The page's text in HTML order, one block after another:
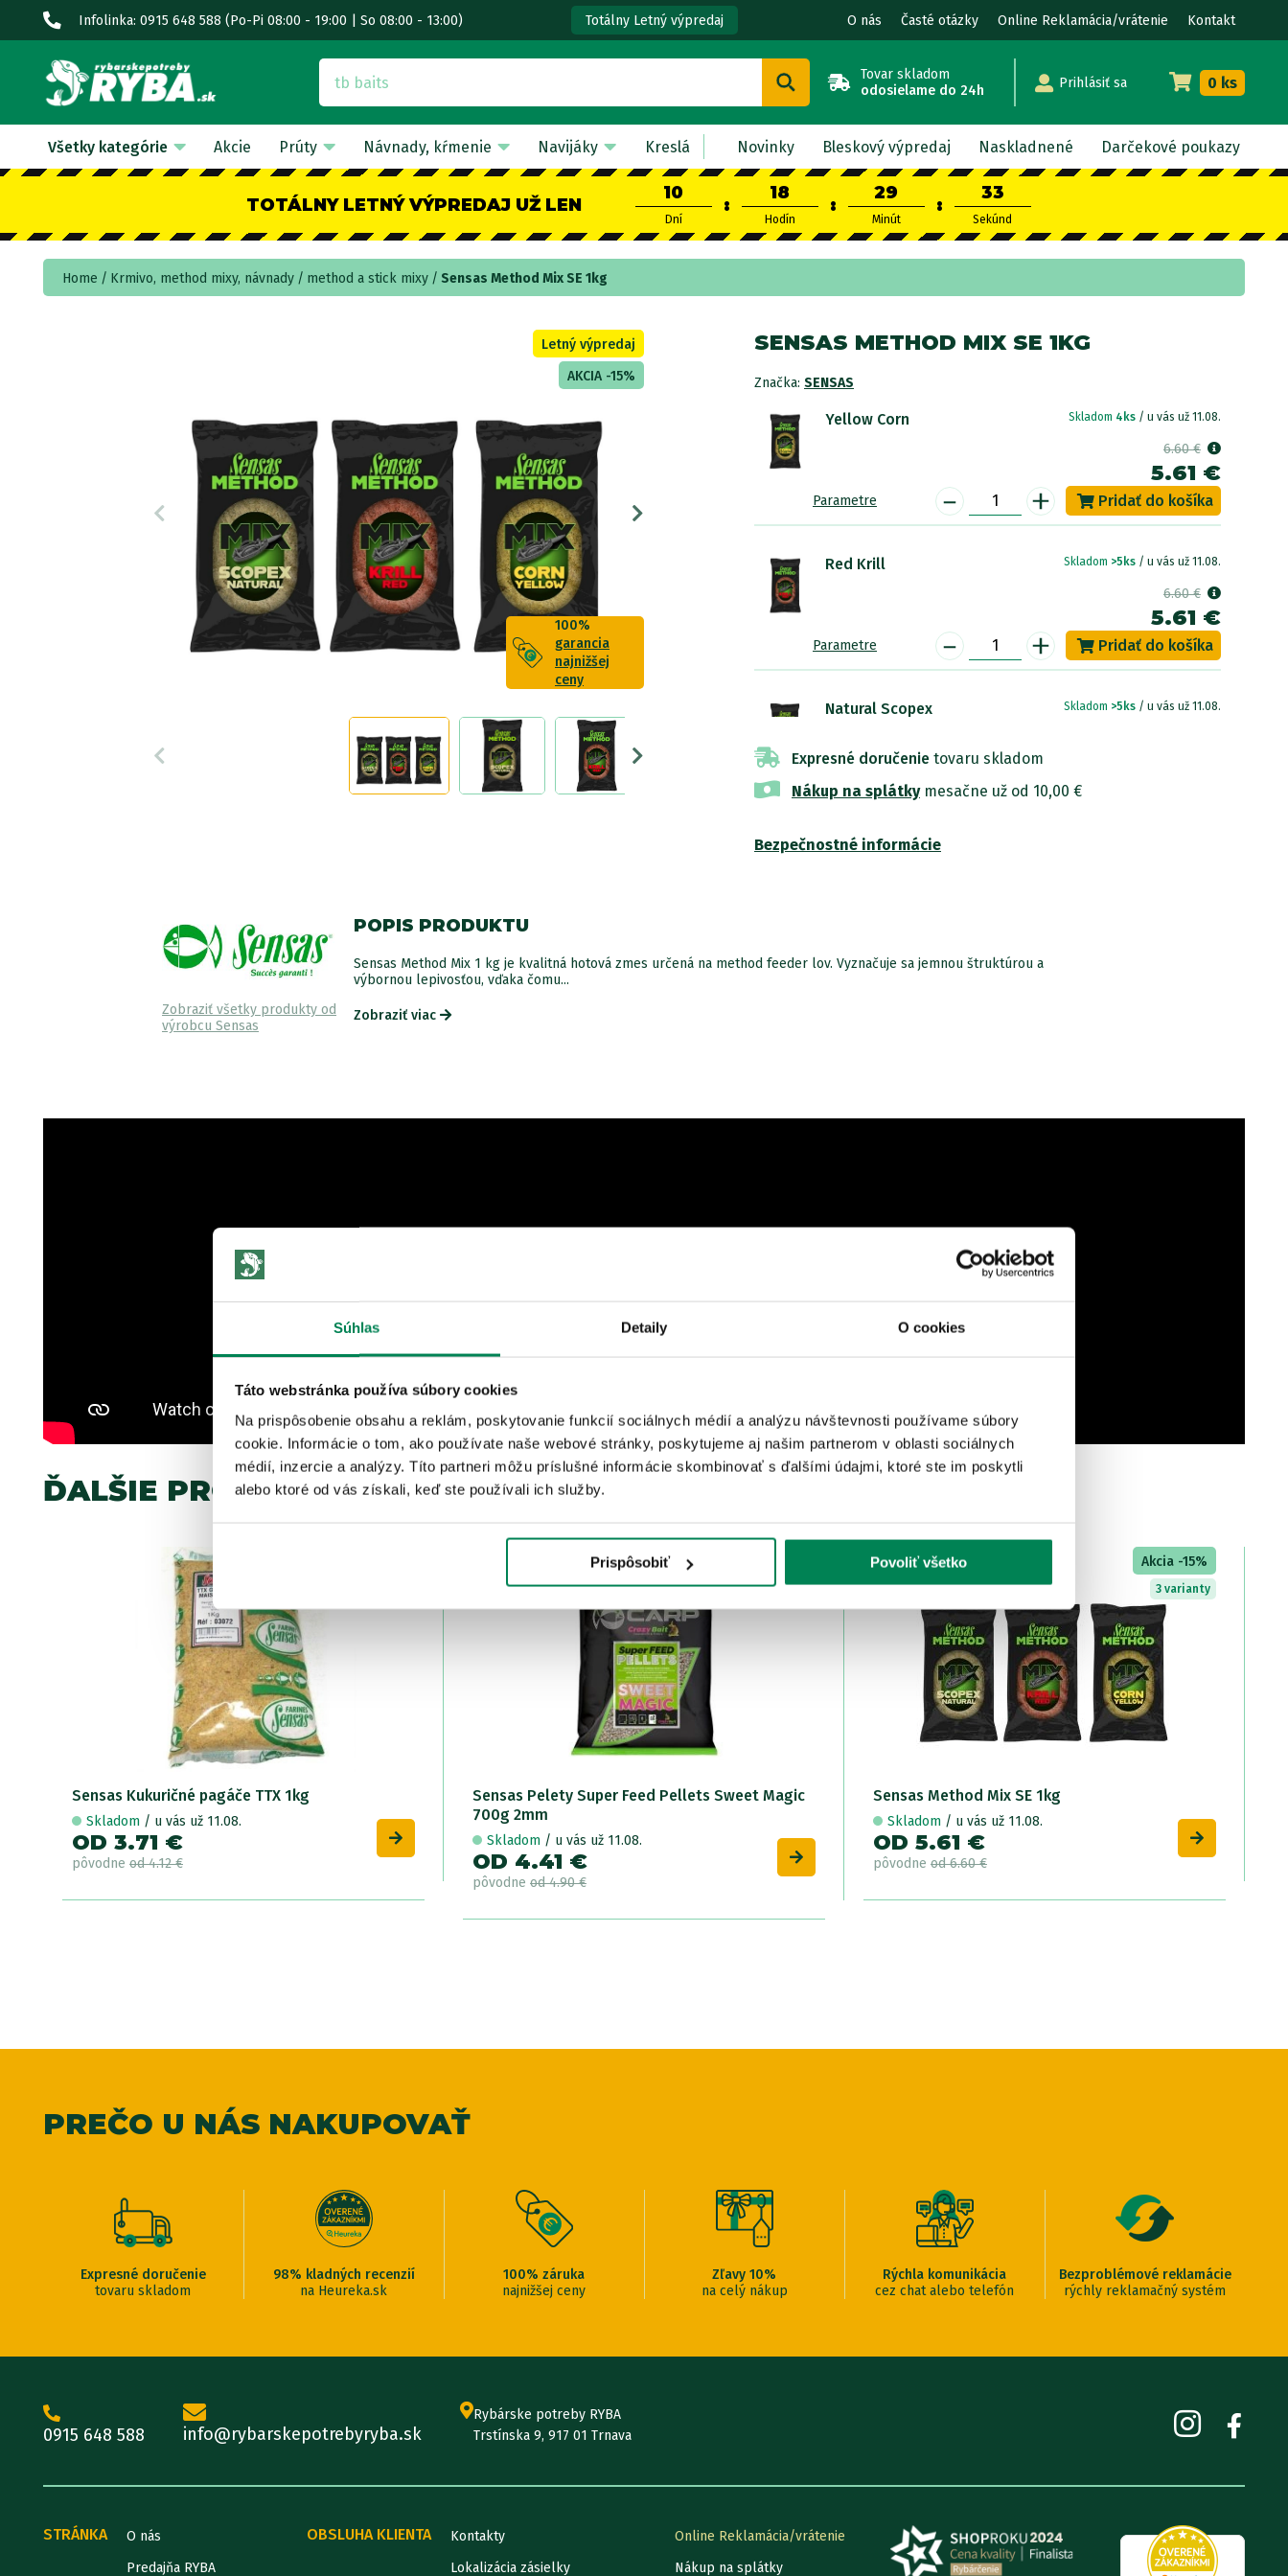
Súhlas Detaily O cookies
Táto webstránka používa súbory cookies
Na prispôsobenie obsahu a reklám, poskytovanie funkcií sociálnych médií a analýzu návštevnosti používame súbory
cookie. Informácie o tom, ako používate naše webové stránky, poskytujeme aj našim partnerom v oblasti sociálnych
médií, inzercie a analýzy. Títo partneri môžu príslušné informácie skombinovať s ďalšími údajmi, ktoré ste im poskytli
alebo ktoré od vás získali, keď ste používali ich služby.
Prispôsobiť Povoliť všetko
Infolinka: 0915 648 588 (Po-Pi 08:00 - 19:00 | So 08:00 - 13:00) Totálny Letný výpredaj O nás Časté otázky Online Reklamácia/vrátenie Kontakt
Tovar skladom
odosielame do 24h
Prihlásiť sa 0 ks
Všetky kategórie Akcie Prúty Návnady, kŕmenie Navijáky Kreslá Novinky Bleskový výpredaj Naskladnené Darčekové poukazy
TOTÁLNY LETNÝ VÝPREDAJ UŽ LEN
10
Dní
:
18
Hodín
:
29
Minút
:
32
Sekúnd
Home Krmivo, method mixy, návnady method a stick mixy Sensas Method Mix SE 1kg
Letný výpredaj
AKCIA -15%
100%
garancia
najnižšej
ceny
SENSAS METHOD MIX SE 1KG
Značka: SENSAS
Yellow Corn Skladom 4ks / u vás už 11.08.
6.60 €
5.61 €
Parametre - +
Red Krill Skladom >5ks / u vás už 11.08.
6.60 €
5.61 €
Parametre - +
Natural Scopex Skladom >5ks / u vás už 11.08.
Parametre - +
Expresné doručenie tovaru skladom
Nákup na splátkymesačne už od 10,00 €
Bezpečnostné informácie
Zobraziť všetky produkty od
výrobcu Sensas
POPIS PRODUKTU
Sensas Method Mix 1 kg je kvalitná hotová zmes určená na method feeder lov. Vyznačuje sa jemnou štruktúrou a
výbornou lepivosťou, vďaka čomu...
Zobraziť viac
ĎALŠIE PRODUKTY TEJ ISTEJ ZNAČKY
Sensas Kukuričné pagáče TTX 1kg
Skladom / u vás už 11.08.
OD 3.71 €
pôvodne od 4.12 €
Sensas Pelety Super Feed Pellets Sweet Magic
700g 2mm
Skladom / u vás už 11.08.
OD 4.41 €
pôvodne od 4.90 €
LETNÝ VÝPREDAJ Akcia -15%
3 varianty
Sensas Method Mix SE 1kg
Skladom / u vás už 11.08.
OD 5.61 €
pôvodne od 6.60 €
PREČO U NÁS NAKUPOVAŤ
Expresné doručenie
tovaru skladom
98% kladných recenzií
na Heureka.sk
100% záruka
najnižšej ceny
Zľavy 10%
na celý nákup
Rýchla komunikácia
cez chat alebo telefón
Bezproblémové reklamácie
rýchly reklamačný systém
0915 648 588 info@rybarskepotrebyryba.sk
Rybárske potreby RYBA
Trstínska 9, 917 01 Trnava
STRÁNKA
O nás
Predajňa RYBA
OBSLUHA KLIENTA
Kontakty
Lokalizácia zásielky
Online Reklamácia/vrátenie
Nákup na splátky